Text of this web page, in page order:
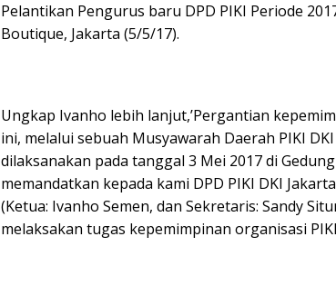
Pelantikan Pengurus baru DPD PIKI Periode
Boutique, Jakarta (5/5/17).
Ungkap Ivanho lebih lanjut,’Pergantian
ini, melalui sebuah Musyawarah Daerah PIKI
dilaksanakan pada tanggal 3 Mei 2017 di
memandatkan kepada kami DPD PIKI DKI
(Ketua: Ivanho Semen, dan Sekretaris: Sandy
melaksakan tugas kepemimpinan organisasi